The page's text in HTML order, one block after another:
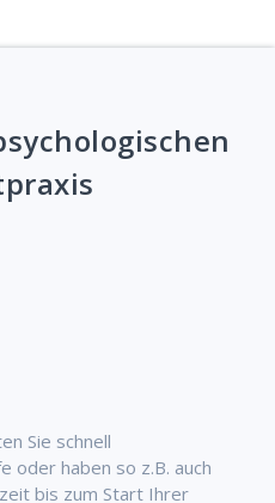
Sie schnell
oder haben so z.B. auch
bis zum Start Ihrer